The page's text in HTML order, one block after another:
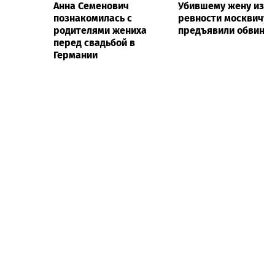
Анна Семенович
познакомилась с
родителями жениха
перед свадьбой в
Германии
Убившему жену из
ревности
предъявили